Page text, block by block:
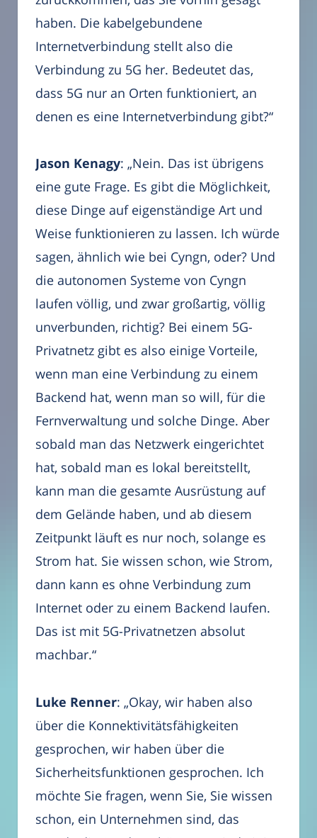
haben. Die kabelgebundene
Internetverbindung stellt also die
Verbindung zu 5G her. Bedeutet das,
dass 5G nur an Orten funktioniert, an
denen es eine Internetverbindung gibt?“
Jason Kenagy: „Nein. Das ist übrigens
eine gute Frage. Es gibt die Möglichkeit,
diese Dinge auf eigenständige Art und
Weise funktionieren zu lassen. Ich würde
sagen, ähnlich wie bei Cyngn, oder? Und
die autonomen Systeme von Cyngn
laufen völlig, und zwar großartig, völlig
unverbunden, richtig? Bei einem 5G-
Privatnetz gibt es also einige Vorteile,
wenn man eine Verbindung zu einem
Backend hat, wenn man so will, für die
Fernverwaltung und solche Dinge. Aber
sobald man das Netzwerk eingerichtet
hat, sobald man es lokal bereitstellt,
kann man die gesamte Ausrüstung auf
dem Gelände haben, und ab diesem
Zeitpunkt läuft es nur noch, solange es
Strom hat. Sie wissen schon, wie Strom,
dann kann es ohne Verbindung zum
Internet oder zu einem Backend laufen.
Das ist mit 5G-Privatnetzen absolut
machbar.“
Luke Renner: „Okay, wir haben also
über die Konnektivitätsfähigkeiten
gesprochen, wir haben über die
Sicherheitsfunktionen gesprochen. Ich
möchte Sie fragen, wenn Sie, Sie wissen
schon, ein Unternehmen sind, das